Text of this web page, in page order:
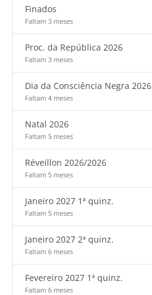
Finados
Faltam 3 meses
Proc. da República 2026
Faltam 3 meses
Dia da Consciência Negra 2026
Faltam 4 meses
Natal 2026
Faltam 5 meses
Réveillon 2026/2026
Faltam 5 meses
Janeiro 2027 1ª quinz.
Faltam 5 meses
Janeiro 2027 2ª quinz.
Faltam 6 meses
Fevereiro 2027 1ª quinz.
Faltam 6 meses